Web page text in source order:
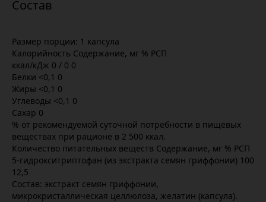
Размер порции: 1 капсула
Калорийность Содержание, мг % РСП
ккал/кДж 0 / 0 0
Белки <0,1 0
Жиры <0,1 0
Углеводы <0,1 0
Сахар 0
% от рекомендуемой суточной потребности в пищевых
веществах при рационе в 2 500 ккал.
Количество питательных веществ Содержание, мг % РСП
5-гидрокситриптофан (из экстракта семян гриффонии) 100
12,5
Состав: экстракт семян гриффонии,
микрокристаллическая целлюлоза, желатин (капсула).